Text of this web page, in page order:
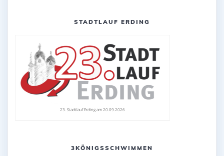
STADTLAUF ERDING
23. Stadtlauf Erding am 20.09.2026
3KÖNIGSSCHWIMMEN